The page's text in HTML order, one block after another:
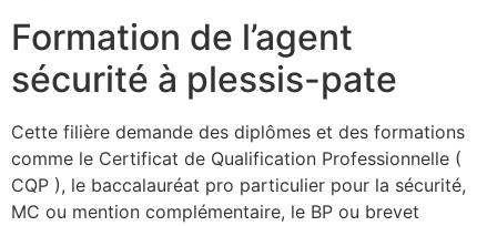
Formation de l’agent
sécurité à plessis-pate
Cette filière demande des diplômes et des formations
comme le Certificat de Qualification Professionnelle (
CQP ), le baccalauréat pro particulier pour la sécurité,
MC ou mention complémentaire, le BP ou brevet